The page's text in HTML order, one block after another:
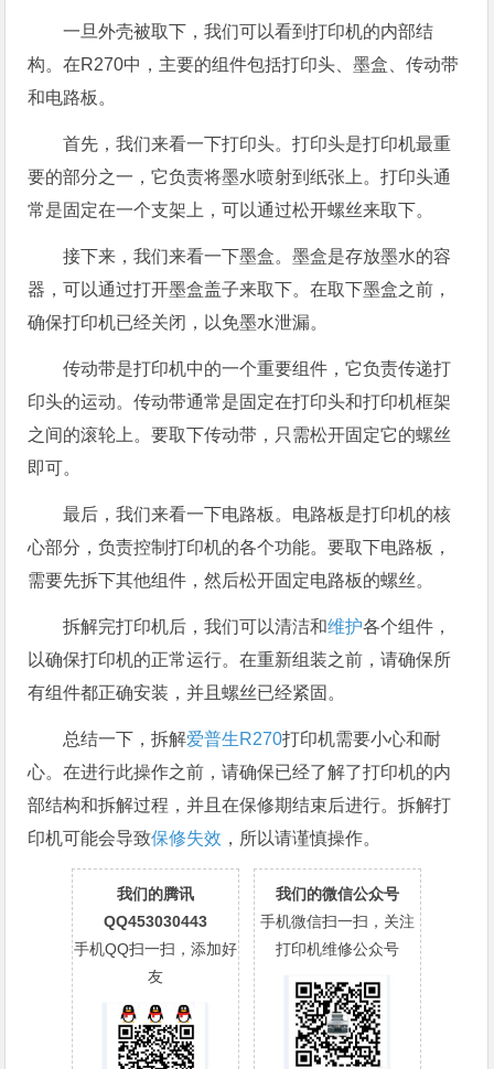
一旦外壳被取下，我们可以看到打印机的内部结
构。在R270中，主要的组件包括打印头、墨盒、传动带
和电路板。
首先，我们来看一下打印头。打印头是打印机最重
要的部分之一，它负责将墨水喷射到纸张上。打印头通
常是固定在一个支架上，可以通过松开螺丝来取下。
接下来，我们来看一下墨盒。墨盒是存放墨水的容
器，可以通过打开墨盒盖子来取下。在取下墨盒之前，
确保打印机已经关闭，以免墨水泄漏。
传动带是打印机中的一个重要组件，它负责传递打
印头的运动。传动带通常是固定在打印头和打印机框架
之间的滚轮上。要取下传动带，只需松开固定它的螺丝
即可。
最后，我们来看一下电路板。电路板是打印机的核
心部分，负责控制打印机的各个功能。要取下电路板，
需要先拆下其他组件，然后松开固定电路板的螺丝。
拆解完打印机后，我们可以清洁和维护各个组件，
以确保打印机的正常运行。在重新组装之前，请确保所
有组件都正确安装，并且螺丝已经紧固。
总结一下，拆解爱普生R270打印机需要小心和耐
心。在进行此操作之前，请确保已经了解了打印机的内
部结构和拆解过程，并且在保修期结束后进行。拆解打
印机可能会导致保修失效 ，所以请谨慎操作。
我们的腾讯
QQ453030443
手机QQ扫一扫，添加好
友
我们的微信公众号
手机微信扫一扫，关注
打印机维修公众号